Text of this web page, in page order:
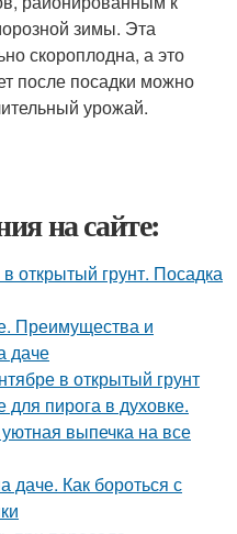
зимы. Эта
скороплодна, а это
после посадки можно
урожай.
на сайте:
открытый грунт. Посадка
Преимущества и
даче
в открытый грунт
пирога в духовке.
выпечка на все
даче. Как бороться с